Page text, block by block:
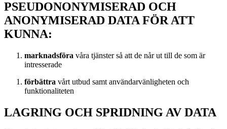
PSEUDONONYMISERAD OCH
ANONYMISERAD DATA FÖR ATT
KUNNA:
marknadsföra våra tjänster så att de når ut till de som är
intresserade
förbättra vårt utbud samt användarvänligheten och
funktionaliteten
LAGRING OCH SPRIDNING AV DATA